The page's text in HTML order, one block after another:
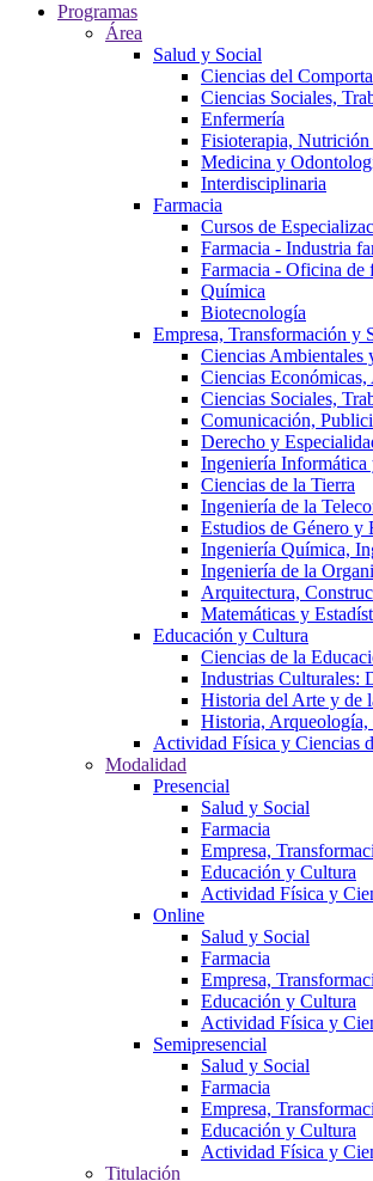
Programas
Área
Salud y Social
Ciencias del
Ciencias Sociales,
Enfermería
Fisioterapia,
Medicina y
Interdisciplinaria
Farmacia
Cursos de
Farmacia - Industria
Farmacia - Oficina de
Química
Biotecnología
Empresa, Transformación y
Ciencias Ambientales
Ciencias
Ciencias Sociales,
Comunicación,
Derecho y
Ingeniería Informática
Ciencias de la Tierra
Ingeniería de la
Estudios de Género y
Ingeniería Química,
Ingeniería de la
Arquitectura,
Matemáticas y
Educación y Cultura
Ciencias de la
Industrias Culturales:
Historia del Arte y de
Historia,
Actividad Física y Ciencias
Modalidad
Presencial
Salud y Social
Farmacia
Empresa,
Educación y Cultura
Actividad Física y
Online
Salud y Social
Farmacia
Empresa,
Educación y Cultura
Actividad Física y
Semipresencial
Salud y Social
Farmacia
Empresa,
Educación y Cultura
Actividad Física y
Titulación